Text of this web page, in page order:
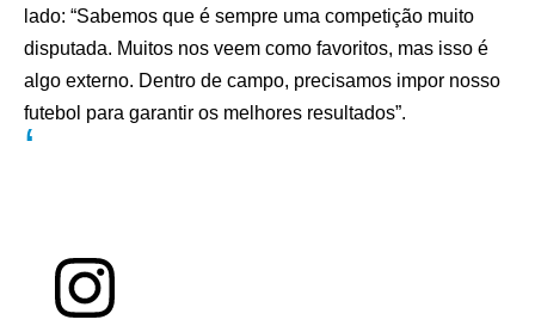
lado: “Sabemos que é sempre uma competição muito
disputada. Muitos nos veem como favoritos, mas isso é
algo externo. Dentro de campo, precisamos impor nosso
futebol para garantir os melhores resultados”.